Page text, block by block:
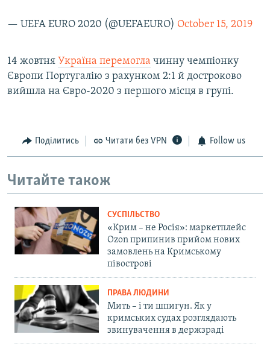
— UEFA EURO 2020 (@UEFAEURO) October 15, 2019
14 жовтня Україна перемогла чинну чемпіонку
Європи Португалію з рахунком 2:1 й достроково
вийшла на Євро-2020 з першого місця в групі.
Поділитись Читати без VPN Follow us
Читайте також
СУСПІЛЬСТВО
«Крим – не Росія»: маркетплейс
Ozon припинив прийом нових
замовлень на Кримському
півострові
ПРАВА ЛЮДИНИ
Мить – і ти шпигун. Як у
кримських судах розглядають
звинувачення в держзраді